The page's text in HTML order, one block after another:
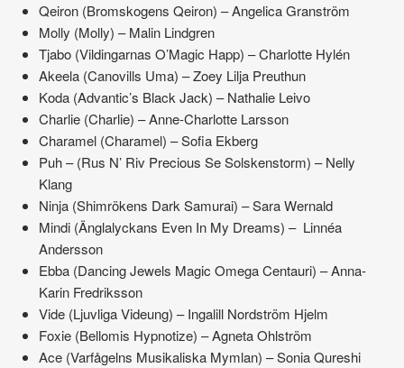
Qeiron (Bromskogens Qeiron) – Angelica Granström
Molly (Molly) – Malin Lindgren
Tjabo (Vildingarnas O’Magic Happ) – Charlotte Hylén
Akeela (Canovills Uma) – Zoey Lilja Preuthun
Koda (Advantic’s Black Jack) – Nathalie Leivo
Charlie (Charlie) – Anne-Charlotte Larsson
Charamel (Charamel) – Sofia Ekberg
Puh – (Rus N’ Riv Precious Se Solskenstorm) – Nelly
Klang
Ninja (Shimrökens Dark Samurai) – Sara Wernald
Mindi (Änglalyckans Even In My Dreams) – Linnéa
Andersson
Ebba (Dancing Jewels Magic Omega Centauri) – Anna-
Karin Fredriksson
Vide (Ljuvliga Videung) – Ingalill Nordström Hjelm
Foxie (Bellomis Hypnotize) – Agneta Ohlström
Ace (Varfågelns Musikaliska Mymlan) – Sonia Qureshi